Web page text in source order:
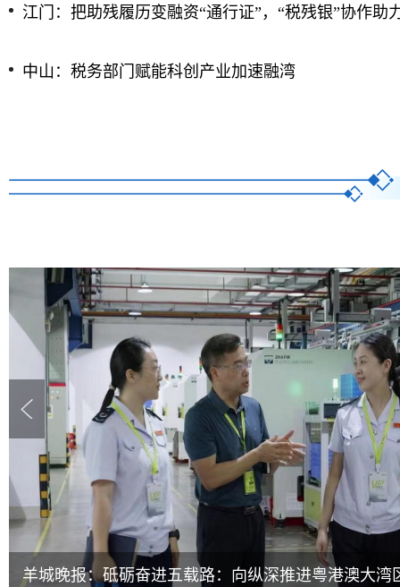
江门：把助残履历变融资“通行证”，“税残银”协作助力残
中山：税务部门赋能科创产业加速融湾
羊城晚报：砥砺奋进五载路：向纵深推进粤港澳大湾